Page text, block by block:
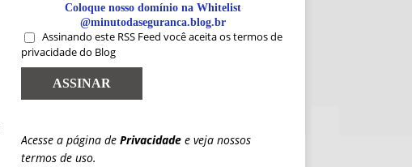
Coloque nosso domínio na Whitelist
@minutodaseguranca.blog.br
Assinando este RSS Feed você aceita os termos de
privacidade do Blog
Acesse a página de Privacidade e veja nossos
termos de uso.